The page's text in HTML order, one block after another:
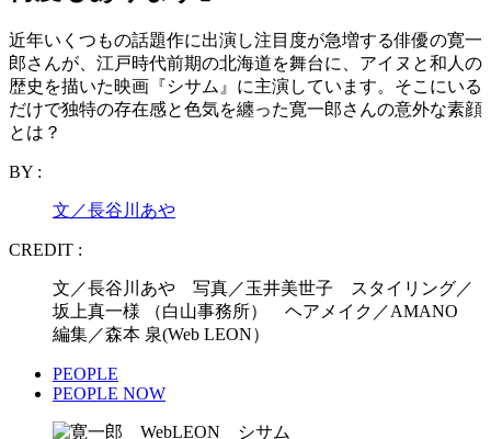
近年いくつもの話題作に出演し注目度が急増する俳優の寛一
郎さんが、江戸時代前期の北海道を舞台に、アイヌと和人の
歴史を描いた映画『シサム』に主演しています。そこにいる
だけで独特の存在感と色気を纏った寛一郎さんの意外な素顔
とは？
BY :
文／長谷川あや
CREDIT :
文／長谷川あや 写真／玉井美世子 スタイリング／
坂上真一様 （白山事務所） ヘアメイク／AMANO
編集／森本 泉(Web LEON）
PEOPLE
PEOPLE NOW